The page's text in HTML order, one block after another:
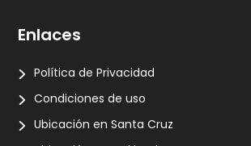
Enlaces
Política de Privacidad
Condiciones de uso
Ubicación en Santa Cruz